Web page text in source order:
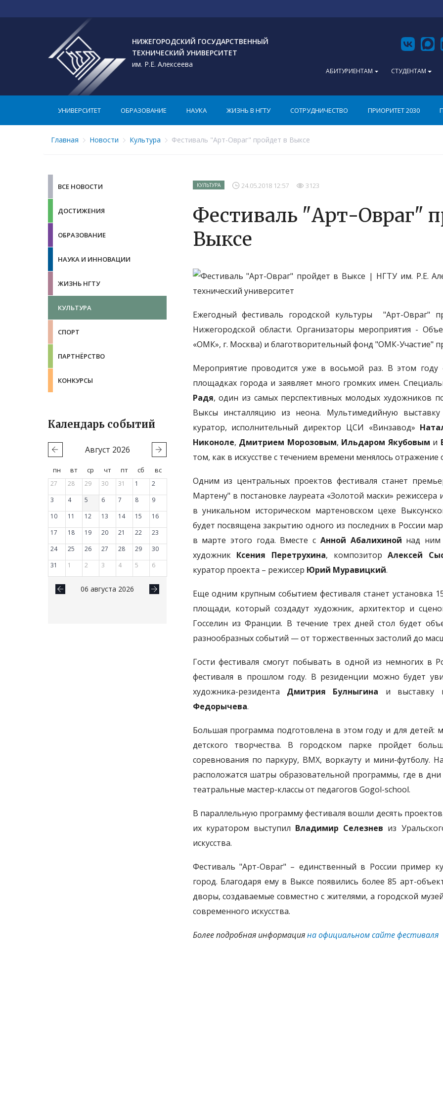
НИЖЕГОРОДСКИЙ ГОСУДАРСТВЕННЫЙ
ТЕХНИЧЕСКИЙ УНИВЕРСИТЕТ
им. Р.Е. Алексеева
АБИТУРИЕНТАМ СТУДЕНТАМ
УНИВЕРСИТЕТ ОБРАЗОВАНИЕ НАУКА ЖИЗНЬ В НГТУ СОТРУДНИЧЕСТВО ПРИОРИТЕТ 2030
Главная Новости Культура Фестиваль "Арт-Овраг" пройдет в Выксе
ВСЕ НОВОСТИ
ДОСТИЖЕНИЯ
ОБРАЗОВАНИЕ
НАУКА И ИННОВАЦИИ
ЖИЗНЬ НГТУ
КУЛЬТУРА
СПОРТ
ПАРТНЁРСТВО
КОНКУРСЫ
Календарь событий
Август 2026
пн вт ср чт пт сб
вс
27
28 29 30 31 1
2
3
4 5 6 7 8
9
10
11 12 13 14 15
16
17
18 19 20 21 22
23
24
25 26 27 28 29
30
31
1 2 3 4 5 6
06 августа 2026
КУЛЬТУРА 24.05.2018 12:57 3123
Фестиваль "Арт-Овраг"
Выксе
Ежегодный фестиваль городской культуры "Арт-
Нижегородской области. Организаторы мероприятия -
«ОМК», г. Москва) и благотворительный фонд "ОМК-Участие"
Мероприятие проводится уже в восьмой раз. В этом году
площадках города и заявляет много громких имен.
Радя, один из самых перспективных молодых художников
Выксы инсталляцию из неона. Мультимедийную
куратор, исполнительный директор ЦСИ «Винзавод»
Никоноле, Дмитрием Морозовым, Ильдаром Якубовым и
том, как в искусстве с течением времени менялось
Одним из центральных проектов фестиваля станет
Мартену" в постановке лауреата «Золотой маски»
в уникальном историческом мартеновском цехе
будет посвящена закрытию одного из последних в России
в марте этого года. Вместе с Анной Абалихиной над ним
художникКсения Перетрухина, композиторАлексей
куратор проекта – режиссер Юрий Муравицкий.
Еще одним крупным событием фестиваля станет установка
площади, который создадут художник, архитектор и
Госселин из Франции. В течение трех дней стол будет
разнообразных событий — от торжественных застолий до
Гости фестиваля смогут побывать в одной из немногих в
фестиваля в прошлом году. В резиденции можно будет
художника-резидента Дмитрия Булныгина и выставку
Федорычева.
Большая программа подготовлена в этом году и для детей:
детского творчества. В городском парке пройдет
соревнования по паркуру, BMX, воркауту и мини-футболу.
расположатся шатры образовательной программы, где в дни
театральные мастер-классы от педагогов Gogol-school.
В параллельную программу фестиваля вошли десять
их куратором выступил Владимир Селезнев из
искусства.
Фестиваль "Арт-Овраг" – единственный в России пример
город. Благодаря ему в Выксе появились более 85 арт-
дворы, создаваемые совместно с жителями, а городской
современного искусства.
Более подробная информацияна официальном сайте фестиваля